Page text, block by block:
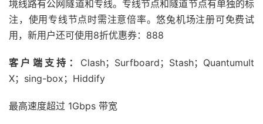
境线路有公网隧道和专线。专线节点和隧道节点有单独的标
注，使用专线节点时需注意倍率。悠兔机场注册可免费试
用，新用户还可使用8折优惠券：888
客户端支持： Clash；Surfboard；Stash；Quantumult
X；sing-box；Hiddify
最高速度超过 1Gbps 带宽